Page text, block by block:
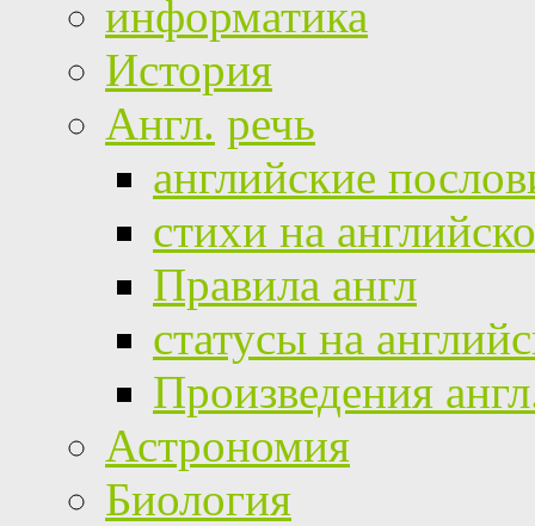
информатика
История
Англ. речь
английские
стихи на
Правила англ
статусы на
Произведения
Астрономия
Биология